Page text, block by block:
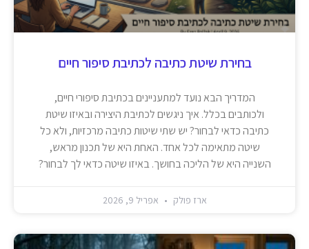
בחירת שיטת כתיבה לכתיבת סיפור חיים
המדריך הבא נועד למתעניינים בכתיבת סיפורי חיים,
ולכותבים בכלל. איך ניגשים לכתיבת היצירה ובאיזו שיטת
כתיבה כדאי לבחור? יש שתי שיטות כתיבה מרכזיות, ולא כל
שיטה מתאימה לכל אחד. האחת היא של תכנון מראש,
השנייה היא של הליכה בחושך. באיזו שיטה כדאי לך לבחור?
ארז פולק אפריל 9, 2026